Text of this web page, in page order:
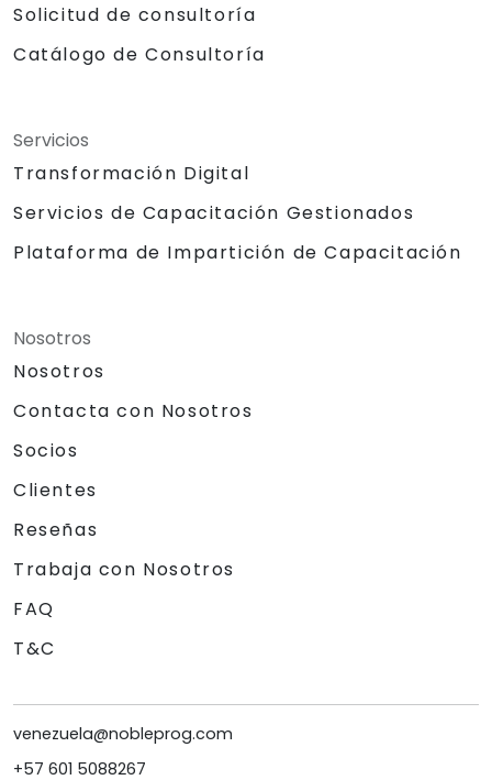
Solicitud de consultoría
Catálogo de Consultoría
Servicios
Transformación Digital
Servicios de Capacitación Gestionados
Plataforma de Impartición de Capacitación
Nosotros
Nosotros
Contacta con Nosotros
Socios
Clientes
Reseñas
Trabaja con Nosotros
FAQ
T&C
venezuela@nobleprog.com
+57 601 5088267